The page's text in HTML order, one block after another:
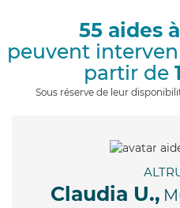
55 aides
peuvent
partir de
Sous réserve de leur
Claudia U.,